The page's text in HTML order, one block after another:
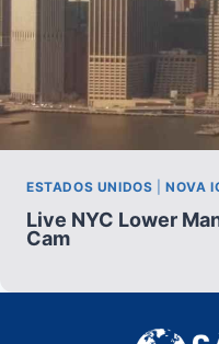
ESTADOS UNIDOS |NOVA
Live NYC Lower
Cam